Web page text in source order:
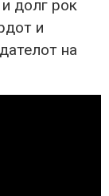
долг рок
и
на